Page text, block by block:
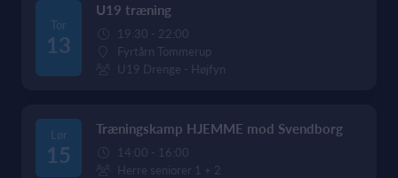
Tor
13
U19 træning
19:30 - 22:00
Fyrtårn Tommerup
U19 Drenge - Højfyn
Lør
15
Træningskamp HJEMME mod Svendborg
14:00 - 16:00
Herre seniorer 1 + 2